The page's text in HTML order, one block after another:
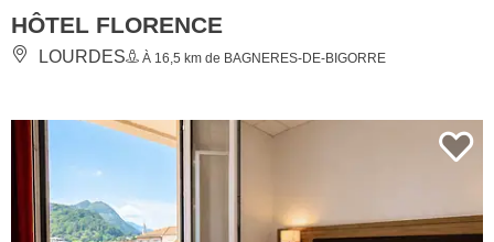
HÔTEL FLORENCE
LOURDES À 16,5 km de BAGNERES-DE-BIGORRE